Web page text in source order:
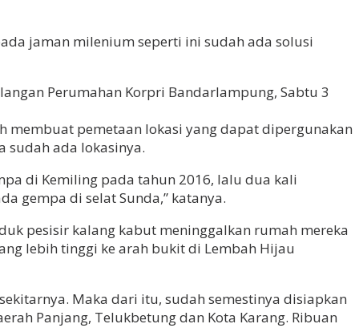
jaman milenium seperti ini sudah ada solusi
Perumahan Korpri Bandarlampung, Sabtu 3
membuat pemetaan lokasi yang dapat dipergunakan
sudah ada lokasinya.
di Kemiling pada tahun 2016, lalu dua kali
gempa di selat Sunda,” katanya.
pesisir kalang kabut meninggalkan rumah mereka
lebih tinggi ke arah bukit di Lembah Hijau
Maka dari itu, sudah semestinya disiapkan
Panjang, Telukbetung dan Kota Karang. Ribuan